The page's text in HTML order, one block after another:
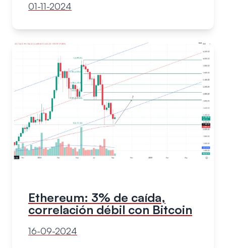
01-11-2024
Ethereum: 3% de caída,
correlación débil con Bitcoin
16-09-2024